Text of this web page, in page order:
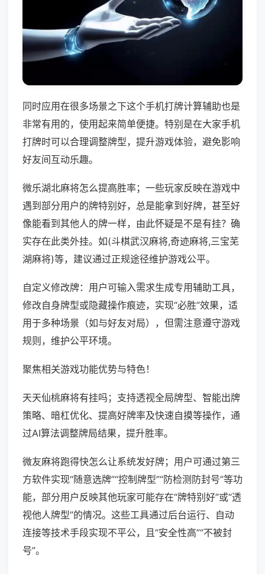
同时应用在很多场景之下这个手机打牌计算辅助也是
非常有用的，使用起来简单便捷。特别是在大家手机
打牌时可以合理调整牌型，提升游戏体验，避免影响
好友间互动乐趣。
微乐湖北麻将怎么提高胜率；一些玩家反映在游戏中
遇到部分用户的牌特别好，总是能拿到好牌，甚至好
像能看到其他人的牌一样，由此怀疑是不是有挂？确
实存在此类外挂。如(斗棋武汉麻将,奇迹麻将,三宝芜
湖麻将)等，建议通过正规途径维护游戏公平。
自定义修改牌：用户可输入需求生成专用辅助工具，
修改自身牌型或隐藏操作痕迹，实现“必胜”效果，适
用于多种场景（如与好友对局），但需注意遵守游戏
规则，维护公平环境。
聚焦相关游戏功能优势与特色！
天天仙桃麻将有挂吗；支持透视全局牌型、智能出牌
策略、暗杠优化、提高好牌率及快速自摸等操作，通
过AI算法调整牌局结果，提升胜率。
微友麻将跑得快怎么让系统发好牌；用户可通过第三
方软件实现“随意选牌”“控制牌型”“防检测防封号”等功
能，部分用户反映其他玩家可能存在“牌特别好”或“透
视他人牌型”的情况。这些工具通过后台运行、自动
连接等技术手段实现不平公，且“安全性高”“不被封
号”。